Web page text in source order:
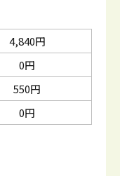
4,840円
0円
550円
0円